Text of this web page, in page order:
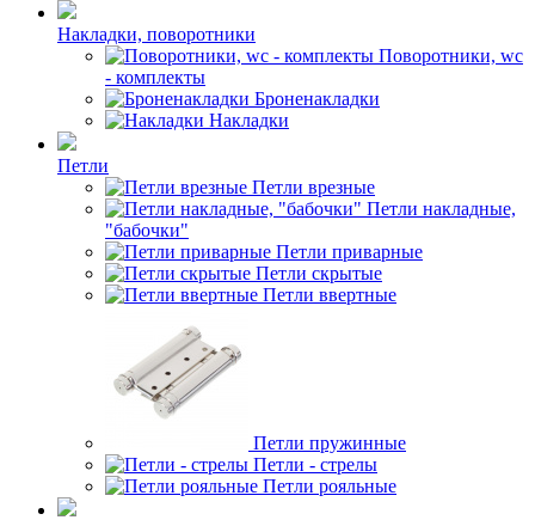
Накладки, поворотники
Поворотники, wc
- комплекты
Броненакладки
Накладки
Петли
Петли врезные
Петли накладные,
"бабочки"
Петли приварные
Петли скрытые
Петли ввертные
Петли пружинные
Петли - стрелы
Петли рояльные